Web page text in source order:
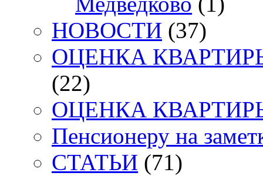
НОВОСТИ (37)
ОЦЕНКА КВАРТИРЫ.
(22)
ОЦЕНКА КВАРТИРЫ.
Пенсионеру на
СТАТЬИ (71)